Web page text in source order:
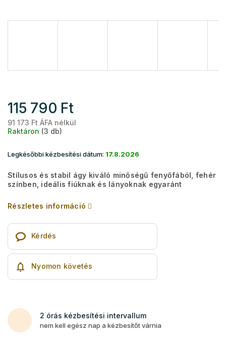
115 790 Ft
91 173 Ft ÁFA nélkül
Raktáron (3 db)
Legkésőbbi kézbesítési dátum: 17.8.2026
Stílusos és stabil ágy kiváló minőségű fenyőfából, fehér
színben, ideális fiúknak és lányoknak egyaránt
Részletes információ
Kérdés
Nyomon követés
2 órás kézbesítési intervallum
nem kell egész nap a kézbesítőt várnia